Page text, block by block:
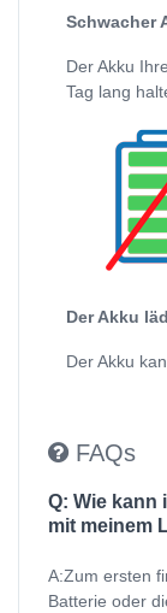
Schwacher
Der Akku
Tag lang
Der Akku
Der Akku
FAQs
Q: Wie kann
mit meinem
A:Zum ersten
Batterie oder